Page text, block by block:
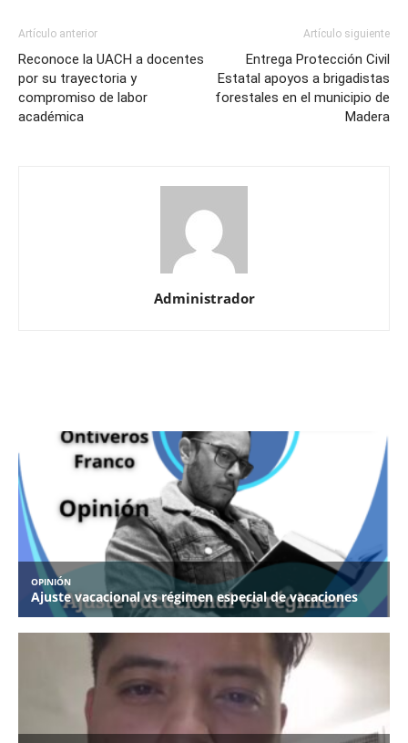
Artículo anterior
Reconoce la UACH a docentes
por su trayectoria y
compromiso de labor
académica
Artículo siguiente
Entrega Protección Civil
Estatal apoyos a brigadistas
forestales en el municipio de
Madera
Administrador